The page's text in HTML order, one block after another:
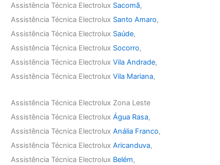
Assistência Técnica Electrolux Sacomã,
Assistência Técnica Electrolux Santo Amaro,
Assistência Técnica Electrolux Saúde,
Assistência Técnica Electrolux Socorro,
Assistência Técnica ElectroluxVila Andrade,
Assistência Técnica ElectroluxVila Mariana,
Assistência Técnica Electrolux Zona Leste
Assistência Técnica ElectroluxÁgua Rasa,
Assistência Técnica ElectroluxAnália Franco,
Assistência Técnica ElectroluxAricanduva,
Assistência Técnica Electrolux Belém,